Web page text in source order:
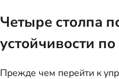
Четыре столпа
устойчивости
Прежде чем перейти к